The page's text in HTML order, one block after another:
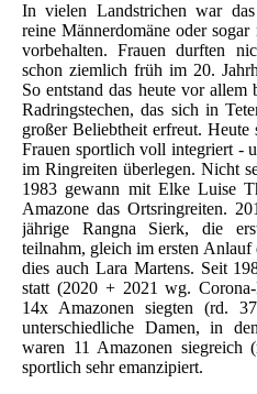
In vielen Landstrichen war
reine Männerdomäne oder sogar
vorbehalten. Frauen durften
schon ziemlich früh im 20.
So entstand das heute vor
Radringstechen, das sich in
großer Beliebtheit erfreut.
Frauen sportlich voll integriert -
im Ringreiten überlegen. Nicht
1983 gewann mit Elke Luise
Amazone das Ortsringreiten.
jährige Rangna Sierk, die
teilnahm, gleich im ersten
dies auch Lara Martens. Seit
statt (2020 + 2021 wg.
14x Amazonen siegten (rd.
unterschiedliche Damen, in
waren 11 Amazonen siegreich
sportlich sehr emanzipiert.